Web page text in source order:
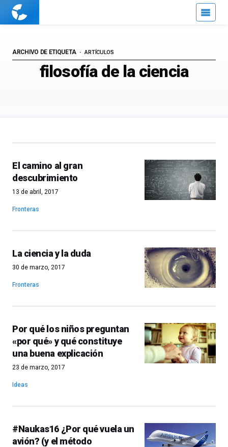
Cuaderno
filosofía de la ciencia
ARCHIVO DE ETIQUETA ARTÍCULOS
El camino al gran
descubrimiento
13 de abril, 2017
Fronteras
La ciencia y la duda
30 de marzo, 2017
Fronteras
Por qué los niños preguntan
«por qué» y qué constituye
una buena explicación
23 de marzo, 2017
Ideas
#Naukas16 ¿Por qué vuela un
avión? (y el método